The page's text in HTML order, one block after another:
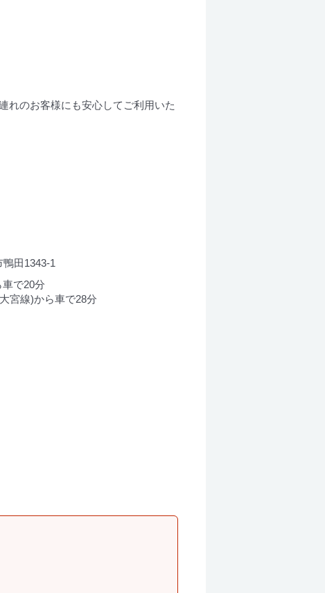
れのお客様にも安心してご利用いた
田1343-1
で20分
宮線)から車で28分